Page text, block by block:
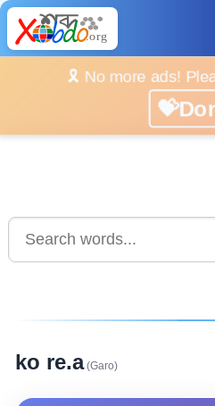
🎗️ No more ads!
ko re.a(Garo)